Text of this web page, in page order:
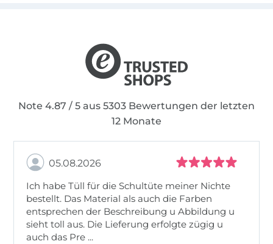
Note 4.87 / 5 aus 5303 Bewertungen der letzten
12 Monate
05.08.2026
Ich habe Tüll für die Schultüte meiner Nichte
bestellt. Das Material als auch die Farben
entsprechen der Beschreibung u Abbildung u
sieht toll aus. Die Lieferung erfolgte zügig u
auch das Pre ...